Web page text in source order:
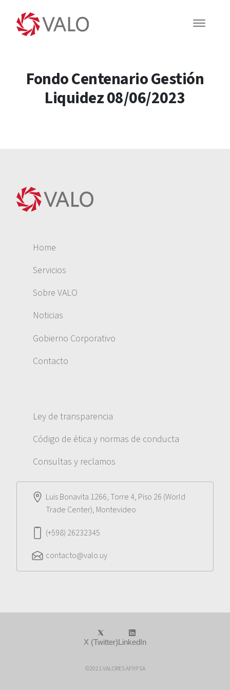
Fondo Centenario Gestión
Liquidez 08/06/2023
Home
Servicios
Sobre VALO
Noticias
Gobierno Corporativo
Contacto
Ley de transparencia
Código de ética y normas de conducta
Consultas y reclamos
Luis Bonavita 1266, Torre 4, Piso 26 (World
Trade Center), Montevideo
(+598) 26232345
contacto@valo.uy
©2021 VALORES AFIYFSA
X (Twitter)LinkedIn